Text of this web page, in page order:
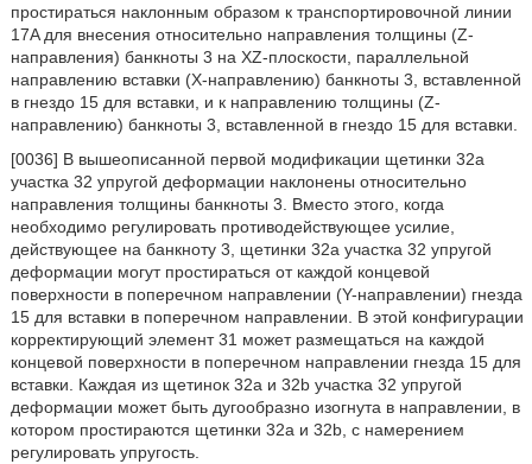
простираться наклонным образом к транспортировочной линии
17A для внесения относительно направления толщины (Z-
направления) банкноты 3 на XZ-плоскости, параллельной
направлению вставки (X-направлению) банкноты 3, вставленной
в гнездо 15 для вставки, и к направлению толщины (Z-
направлению) банкноты 3, вставленной в гнездо 15 для вставки.
[0036] В вышеописанной первой модификации щетинки 32a
участка 32 упругой деформации наклонены относительно
направления толщины банкноты 3. Вместо этого, когда
необходимо регулировать противодействующее усилие,
действующее на банкноту 3, щетинки 32a участка 32 упругой
деформации могут простираться от каждой концевой
поверхности в поперечном направлении (Y-направлении) гнезда
15 для вставки в поперечном направлении. В этой конфигурации
корректирующий элемент 31 может размещаться на каждой
концевой поверхности в поперечном направлении гнезда 15 для
вставки. Каждая из щетинок 32a и 32b участка 32 упругой
деформации может быть дугообразно изогнута в направлении, в
котором простираются щетинки 32a и 32b, с намерением
регулировать упругость.